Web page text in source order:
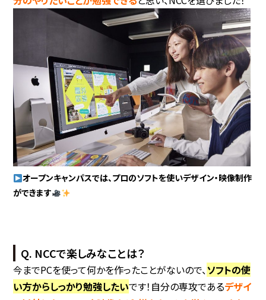
オープンキャンパスでは、プロのソフトを使いデザイン・映像制作
ができます
Q. NCCで楽しみなことは？
今までPCを使って何かを作ったことがないので、ソフトの使
い方からしっかり勉強したいです！自分の専攻であるデザイ